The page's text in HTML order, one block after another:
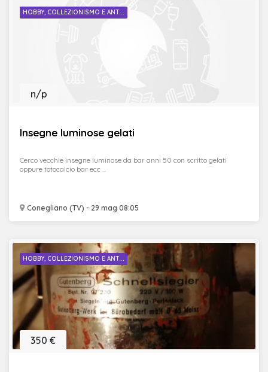
HOBBY, COLLEZIONISMO E ANT...
Insegne luminose gelati
Conegliano (TV) - 29 mag 08:05
n/p
Cerco vecchie insegne luminose da bar anni 50 con scritto gelati
oppure totocalcio bar ecc ...
HOBBY, COLLEZIONISMO E ANT...
350 €